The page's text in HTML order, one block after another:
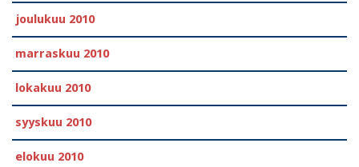
joulukuu 2010
marraskuu 2010
lokakuu 2010
syyskuu 2010
elokuu 2010